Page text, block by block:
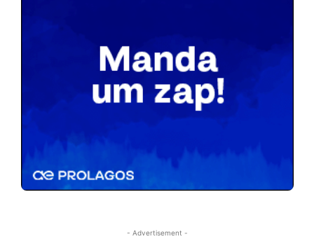
- Advertisement -